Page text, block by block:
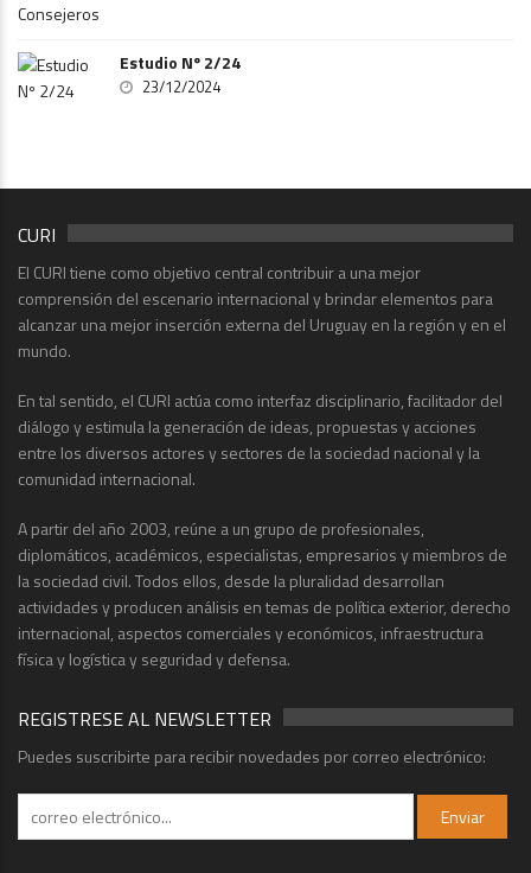
Estudio Nº 2/24
23/12/2024
CURI
El CURI tiene como objetivo central contribuir a una mejor
comprensión del escenario internacional y brindar elementos para
alcanzar una mejor inserción externa del Uruguay en la región y en el
mundo.
En tal sentido, el CURI actúa como interfaz disciplinario, facilitador del
diálogo y estimula la generación de ideas, propuestas y acciones
entre los diversos actores y sectores de la sociedad nacional y la
comunidad internacional.
A partir del año 2003, reúne a un grupo de profesionales,
diplomáticos, académicos, especialistas, empresarios y miembros de
la sociedad civil. Todos ellos, desde la pluralidad desarrollan
actividades y producen análisis en temas de política exterior, derecho
internacional, aspectos comerciales y económicos, infraestructura
física y logística y seguridad y defensa.
REGISTRESE AL NEWSLETTER
Puedes suscribirte para recibir novedades por correo electrónico: